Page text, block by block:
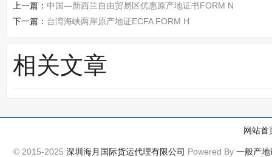
上一篇： 中国—新西兰自由贸易区优惠原产地证书FORM N
下一篇： 台湾海峡两岸原产地证ECFA FORM H
相关文章
网站首
© 2015-2025深圳海月国际货运代理有限公司 Powered By一般产